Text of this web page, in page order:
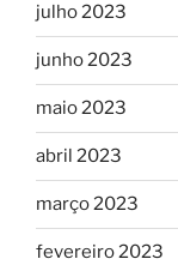
julho 2023
junho 2023
maio 2023
abril 2023
março 2023
fevereiro 2023